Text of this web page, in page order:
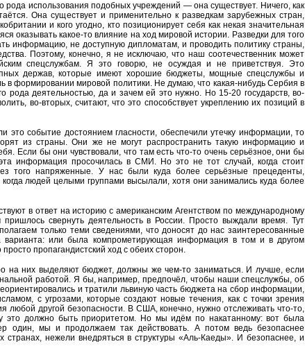
рода использования подобных учреждений — она существует. Ничего, как
Она существует и применительно к разведкам зарубежных стран,
и кого угодно, кто позиционирует себя как некая значительная
оказывать какое-то влияние на ход мировой истории. Разведки для того
информацию, не доступную дипломатам, и проводить политику страны,
Поэтому, конечно, я не исключаю, что наш соотечественник может
спецслужбам. Я это говорю, не осуждая и не приветствуя. Это
держав, которые имеют хорошие бюджеты, мощные спецслужбы и
в формировании мировой политики. Не думаю, что какая-нибудь Сербия в
рода деятельностью, да и зачем ей это нужно. Но 15-20 государств, во-
во-вторых, считают, что это способствует укреплению их позиций в
это событие достоянием гласности, обеспечили утечку информации, то
из страны. Они же не могут распространить такую информацию и
Если бы они чувствовали, что там есть что-то очень серьёзное, они бы
информация просочилась в СМИ. Но это не тот случай, когда стоит
того напряженные. У нас были куда более серьёзные прецеденты,
людей целыми группами высылали, хотя они занимались куда более
в ответ на историю с американским Агентством по международному
пришлось свернуть деятельность в России. Просто выждали время. Тут
только теми сведениями, что доносят до нас заинтересованные
варианта: или была компрометирующая информация в том и в другом
пропагандистский ход с обеих сторон.
на них выделяют бюджет, должны же чем-то заниматься. И лучше, если
работой. Я бы, например, предпочёл, чтобы наши спецслужбы, об
и тратили львиную часть бюджета на сбор информации,
с угрозами, которые создают новые течения, как с точки зрения
любой другой безопасности. В США, конечно, нужно отслеживать что-то,
это должно быть приоритетом. Но мы идём по накатанному: вот была
один, мы и продолжаем так действовать. А потом ведь безопаснее
странах, нежели внедряться в структуры «Аль-Каеды». И безопаснее, и